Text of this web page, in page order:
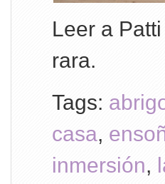
Leer a
rara.
Tags:
casa,
inmersión,